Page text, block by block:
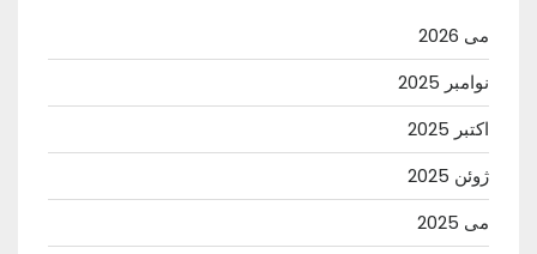
می 2026
نوامبر 2025
اکتبر 2025
ژوئن 2025
می 2025